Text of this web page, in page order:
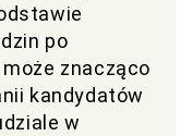
po
znacząco
kandydatów
w